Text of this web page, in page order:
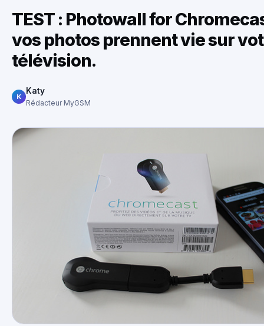
TEST : Photowall for
vos photos prennent vie sur
télévision.
K
Katy
Rédacteur MyGSM